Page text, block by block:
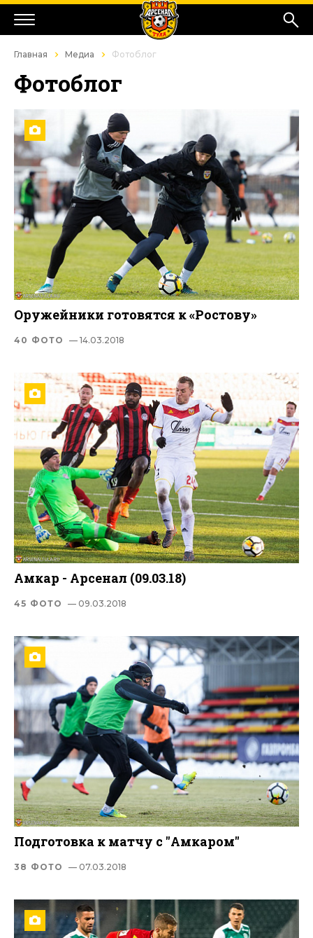
Главная Медиа Фотоблог
Фотоблог
Оружейники готовятся к «Ростову»
40 ФОТО — 14.03.2018
Амкар - Арсенал (09.03.18)
45 ФОТО — 09.03.2018
Подготовка к матчу с "Амкаром"
38 ФОТО — 07.03.2018